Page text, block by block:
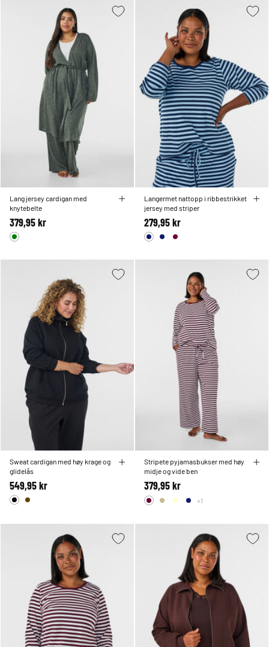
Lang jersey cardigan med
knytebelte
379,95 kr
Langermet nattopp i ribbestrikket
jersey med striper
279,95 kr
Sweat cardigan med høy krage og
glidelås
549,95 kr
Stripete pyjamasbukser med høy
midje og vide ben
379,95 kr
+1